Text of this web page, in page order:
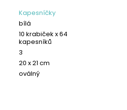
Kapesníčky
bílá
10 krabiček x 64
kapesníků
3
20 x 21 cm
oválný